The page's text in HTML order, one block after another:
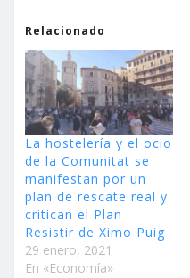
Relacionado
La hostelería y el ocio
de la Comunitat se
manifestan por un
plan de rescate real y
critican el Plan
Resistir de Ximo Puig
29 enero, 2021
En «Economía»